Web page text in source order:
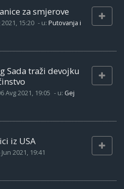
za smjerove
2021, 15:20 - u: Putovanja i
Sada traži devojku
Avg 2021, 19:05 - u: Gej
iz USA
Jun 2021, 19:41